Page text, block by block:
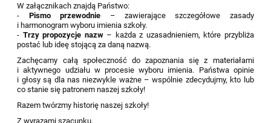
W załącznikach znajdą Państwo:
- Pismo przewodnie – zawierające szczegółowe zasady
i harmonogram wyboru imienia szkoły.
- Trzy propozycje nazw– każda z uzasadnieniem, które przybliża
postać lub ideę stojącą za daną nazwą.
Zachęcamy całą społeczność do zapoznania się z materiałami
i aktywnego udziału w procesie wyboru imienia. Państwa opinie
i głosy są dla nas niezwykle ważne – wspólnie zdecydujmy, kto lub
co stanie się patronem naszej szkoły!
Razem twórzmy historię naszej szkoły!
Z wyrazami szacunku,